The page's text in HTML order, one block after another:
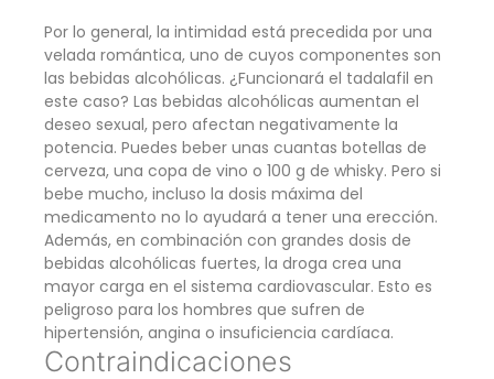
Por lo general, la intimidad está precedida por una
velada romántica, uno de cuyos componentes son
las bebidas alcohólicas. ¿Funcionará el tadalafil en
este caso? Las bebidas alcohólicas aumentan el
deseo sexual, pero afectan negativamente la
potencia. Puedes beber unas cuantas botellas de
cerveza, una copa de vino o 100 g de whisky. Pero si
bebe mucho, incluso la dosis máxima del
medicamento no lo ayudará a tener una erección.
Además, en combinación con grandes dosis de
bebidas alcohólicas fuertes, la droga crea una
mayor carga en el sistema cardiovascular. Esto es
peligroso para los hombres que sufren de
hipertensión, angina o insuficiencia cardíaca.
Contraindicaciones